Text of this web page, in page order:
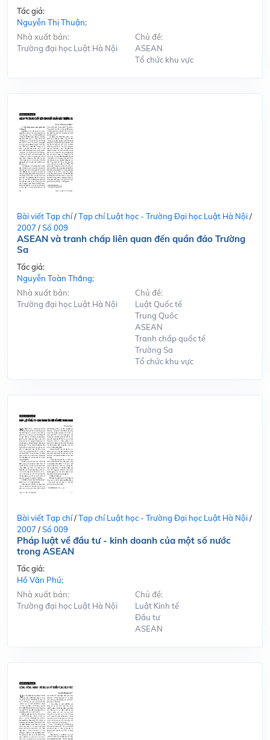
Tác giả:
Nguyễn Thị Thuận;
Nhà xuất bản:
Trường đại học Luật Hà Nội
Chủ đề:
ASEAN
Tổ chức khu vực
Bài viết Tạp chí/Tạp chí Luật học - Trường Đại học Luật Hà Nội/
2007 /Số 009
ASEAN và tranh chấp liên quan đến quần đảo Trường
Sa
Tác giả:
Nguyễn Toàn Thắng;
Nhà xuất bản:
Trường đại học Luật Hà Nội
Chủ đề:
Luật Quốc tế
Trung Quốc
ASEAN
Tranh chấp quốc tế
Trường Sa
Tổ chức khu vực
Bài viết Tạp chí/Tạp chí Luật học - Trường Đại học Luật Hà Nội/
2007 /Số 009
Pháp luật về đầu tư - kinh doanh của một số nước
trong ASEAN
Tác giả:
Hồ Văn Phú;
Nhà xuất bản:
Trường đại học Luật Hà Nội
Chủ đề:
Luật Kinh tế
Đầu tư
ASEAN